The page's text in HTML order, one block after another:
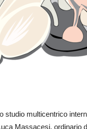
multicentrico
Massacesi, ordinario